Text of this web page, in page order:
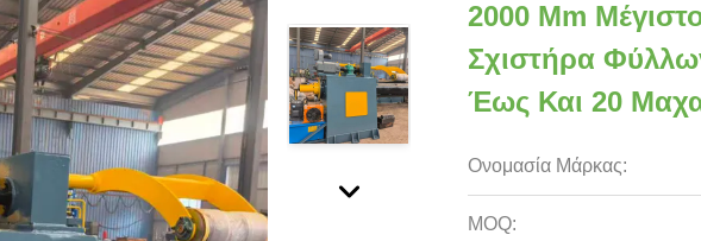
2000 Mm
Σχιστήρα
Έως Και 20
Ονομασία Μάρκας:
MOQ: